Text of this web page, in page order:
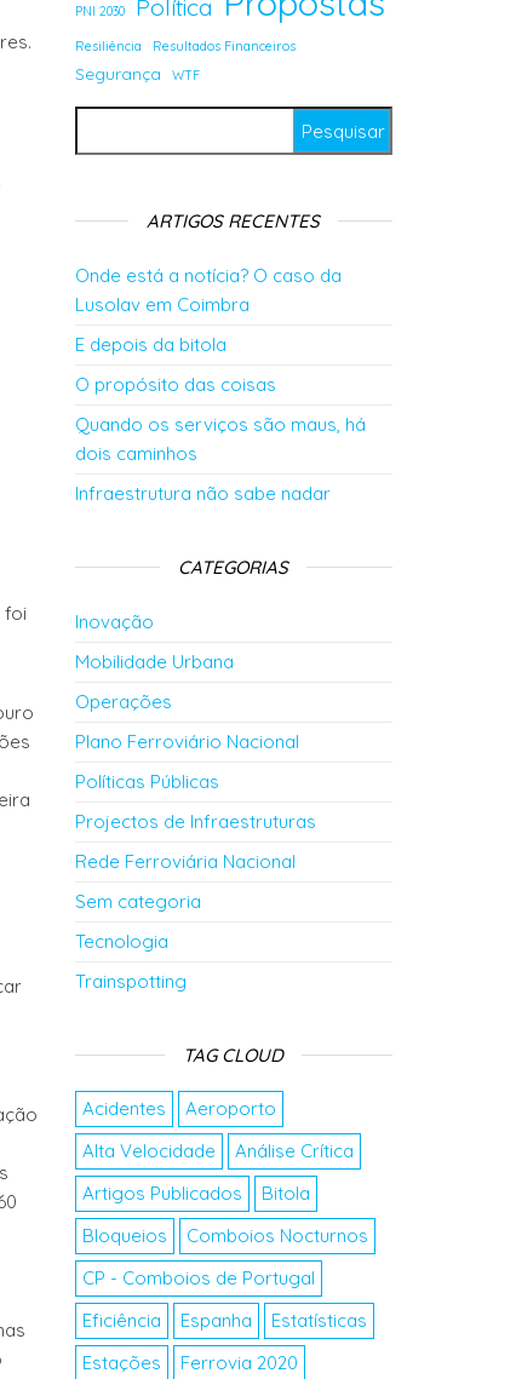
foi
PNI 2030 Política
Resiliência Resultados Financeiros
Segurança WTF
ARTIGOS RECENTES
Onde está a notícia? O caso da
Lusolav em Coimbra
E depois da bitola
O propósito das coisas
Quando os serviços são maus, há
dois caminhos
Infraestrutura não sabe nadar
CATEGORIAS
Inovação
Mobilidade Urbana
Operações
Plano Ferroviário Nacional
Políticas Públicas
Projectos de Infraestruturas
Rede Ferroviária Nacional
Sem categoria
Tecnologia
Trainspotting
TAG CLOUD
Acidentes
Aeroporto
Alta Velocidade
Análise Crítica
Artigos Publicados
Bitola
Bloqueios
Comboios Nocturnos
CP - Comboios de Portugal
Eficiência
Espanha
Estatísticas
Estações
Ferrovia 2020